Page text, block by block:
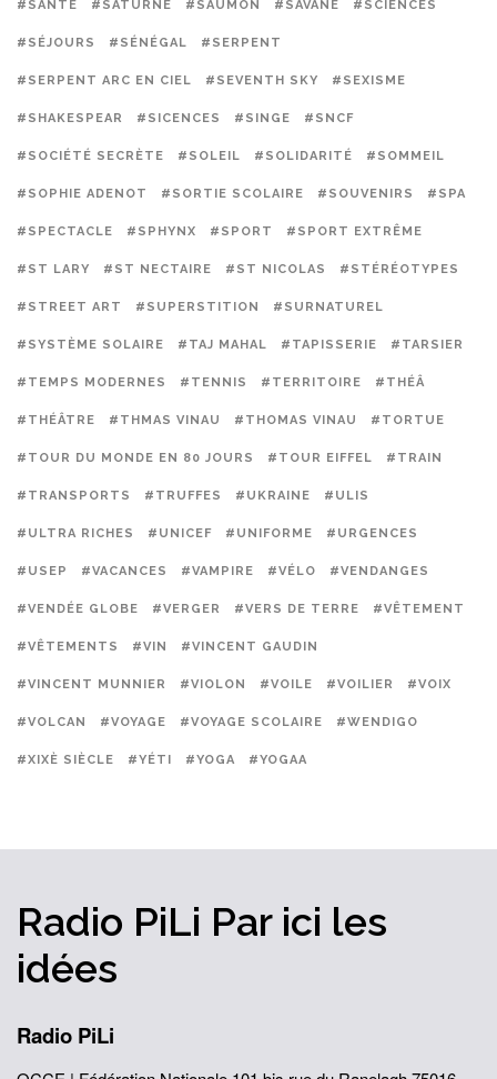
#SANTÉ #SATURNE #SAUMON #SAVANE #SCIENCES
#SÉJOURS #SÉNÉGAL #SERPENT
#SERPENT ARC EN CIEL #SEVENTH SKY #SEXISME
#SHAKESPEAR #SICENCES #SINGE #SNCF
#SOCIÉTÉ SECRÈTE #SOLEIL #SOLIDARITÉ #SOMMEIL
#SOPHIE ADENOT #SORTIE SCOLAIRE #SOUVENIRS #SPA
#SPECTACLE #SPHYNX #SPORT #SPORT EXTRÊME
#ST LARY #ST NECTAIRE #ST NICOLAS #STÉRÉOTYPES
#STREET ART #SUPERSTITION #SURNATUREL
#SYSTÈME SOLAIRE #TAJ MAHAL #TAPISSERIE #TARSIER
#TEMPS MODERNES #TENNIS #TERRITOIRE #THÉÂ
#THÉÂTRE #THMAS VINAU #THOMAS VINAU #TORTUE
#TOUR DU MONDE EN 80 JOURS #TOUR EIFFEL #TRAIN
#TRANSPORTS #TRUFFES #UKRAINE #ULIS
#ULTRA RICHES #UNICEF #UNIFORME #URGENCES
#USEP #VACANCES #VAMPIRE #VÉLO #VENDANGES
#VENDÉE GLOBE #VERGER #VERS DE TERRE #VÊTEMENT
#VÊTEMENTS #VIN #VINCENT GAUDIN
#VINCENT MUNNIER #VIOLON #VOILE #VOILIER #VOIX
#VOLCAN #VOYAGE #VOYAGE SCOLAIRE #WENDIGO
#XIXÈ SIÈCLE #YÉTI #YOGA #YOGAA
Radio PiLi Par ici les
idées
Radio PiLi